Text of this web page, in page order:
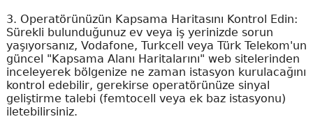
3. Operatörünüzün Kapsama Haritasını Kontrol Edin:
Sürekli bulunduğunuz ev veya iş yerinizde sorun
yaşıyorsanız, Vodafone, Turkcell veya Türk Telekom'un
güncel "Kapsama Alanı Haritalarını" web sitelerinden
inceleyerek bölgenize ne zaman istasyon kurulacağını
kontrol edebilir, gerekirse operatörünüze sinyal
geliştirme talebi (femtocell veya ek baz istasyonu)
iletebilirsiniz.